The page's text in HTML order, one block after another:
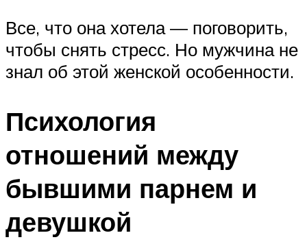
Все, что она хотела — поговорить,
чтобы снять стресс. Но мужчина не
знал об этой женской особенности.
Психология
отношений между
бывшими парнем и
девушкой